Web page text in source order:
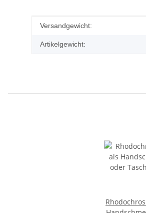
Produkteigenschaft
Wert
Versandgewicht:
Artikelgewicht: